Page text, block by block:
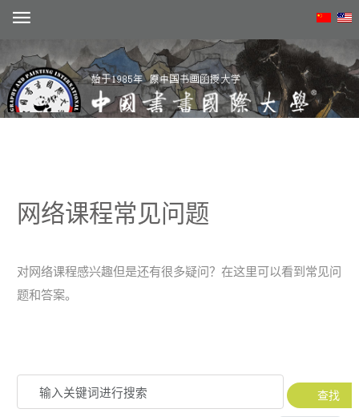
概况
学术
招生
研究
网络课程常见问题
对网络课程感兴趣但是还有很多疑问？在这里可以看到常见问
题和答案。
查找